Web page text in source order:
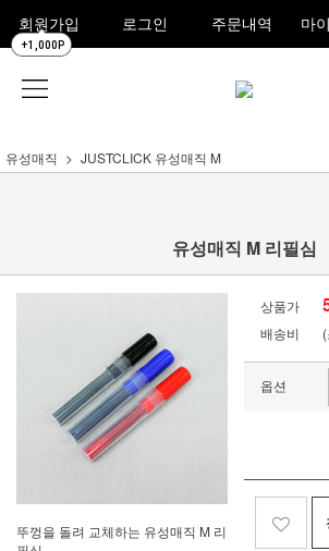
회원가입
+1,000P
로그인 주문내역 마
유성매직 JUSTCLICK 유성매직 M
유성매직 M 리필심
뚜껑을 돌려 교체하는 유성매직 M 리
상품가
배송비
옵션